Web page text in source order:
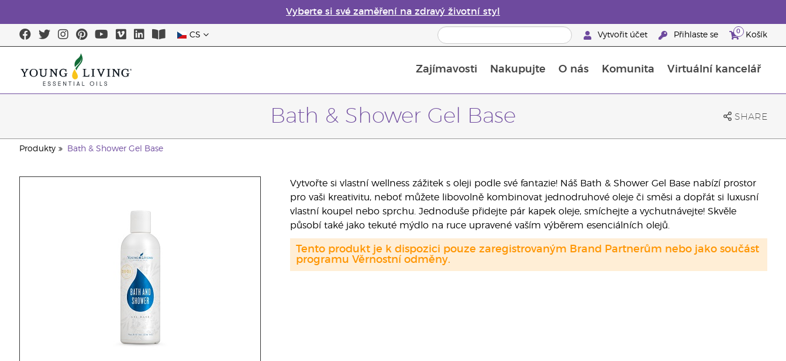
Vyberte si své zaměření na zdravý životní styl
CS Vytvořit účet Přihlaste se 0 Košík
Zajímavosti Nakupujte O nás Komunita Virtuální kancelář
Bath & Shower Gel Base SHARE
Produkty Bath & Shower Gel Base
Vytvořte si vlastní wellness zážitek s oleji podle své fantazie! Náš Bath & Shower Gel Base nabízí prostor
pro vaši kreativitu, neboť můžete libovolně kombinovat jednodruhové oleje či směsi a dopřát si luxusní
vlastní koupel nebo sprchu. Jednoduše přidejte pár kapek oleje, smíchejte a vychutnávejte! Skvěle
působí také jako tekuté mýdlo na ruce upravené vaším výběrem esenciálních olejů.
Tento produkt je k dispozici pouze zaregistrovaným Brand Partnerům nebo jako součást
programu Věrnostní odměny.